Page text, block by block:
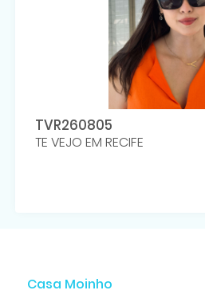
TVR260805
TE VEJO EM RECIFE
Casa Moinho